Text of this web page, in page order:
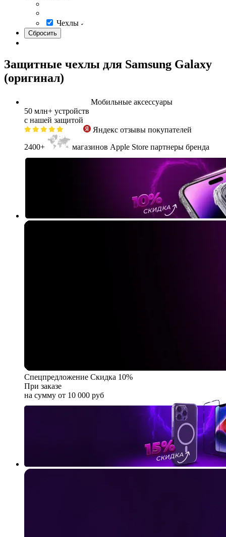
Чехлы
Защитные чехлы для Samsung Galaxy
(оригинал)
Мобильные аксессуары
50 млн+ устройств
с нашей защитой
Яндекс отзывы покупателей
2400+
магазинов Apple Store партнеры бренда
Спецпредложение Скидка 10%
При заказе
на сумму от 10 000 руб